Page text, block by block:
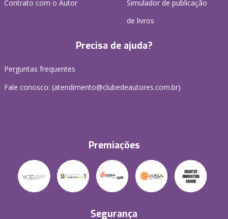
Contrato com o Autor
Simulador de publicação
de livros
Precisa de ajuda?
Perguntas frequentes
Fale conosco: (atendimento@clubedeautores.com.br)
Premiações
Segurança